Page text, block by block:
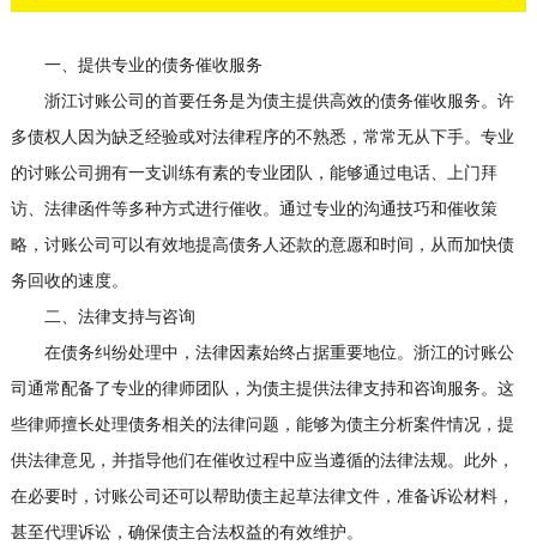
一、提供专业的债务催收服务
浙江讨账公司的首要任务是为债主提供高效的债务催收服务。许
多债权人因为缺乏经验或对法律程序的不熟悉，常常无从下手。专业
的讨账公司拥有一支训练有素的专业团队，能够通过电话、上门拜
访、法律函件等多种方式进行催收。通过专业的沟通技巧和催收策
略，讨账公司可以有效地提高债务人还款的意愿和时间，从而加快债
务回收的速度。
二、法律支持与咨询
在债务纠纷处理中，法律因素始终占据重要地位。浙江的讨账公
司通常配备了专业的律师团队，为债主提供法律支持和咨询服务。这
些律师擅长处理债务相关的法律问题，能够为债主分析案件情况，提
供法律意见，并指导他们在催收过程中应当遵循的法律法规。此外，
在必要时，讨账公司还可以帮助债主起草法律文件，准备诉讼材料，
甚至代理诉讼，确保债主合法权益的有效维护。